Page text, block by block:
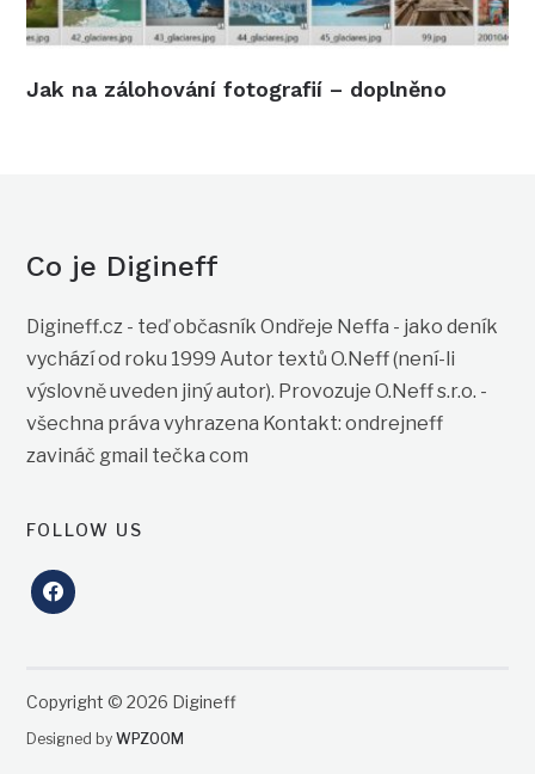
Jak na zálohování fotografií – doplněno
Co je Digineff
Digineff.cz - teď občasník Ondřeje Neffa - jako deník
vychází od roku 1999 Autor textů O.Neff (není-li
výslovně uveden jiný autor). Provozuje O.Neff s.r.o. -
všechna práva vyhrazena Kontakt: ondrejneff
zavináč gmail tečka com
FOLLOW US
facebook
Copyright © 2026 Digineff
Designed byWPZOOM